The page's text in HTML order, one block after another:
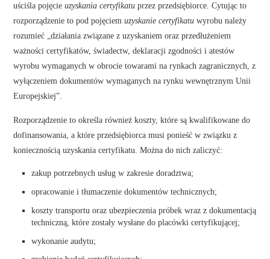
uściśla pojęcieuzyskania certyfikatu przez przedsiębiorce. Cytując to
rozporządzenie to pod pojęciemuzyskanie certyfikatu wyrobu należy
rozumieć „działania związane z uzyskaniem oraz przedłużeniem
ważności certyfikatów, świadectw, deklaracji zgodności i atestów
wyrobu wymaganych w obrocie towarami na rynkach zagranicznych, z
wyłączeniem dokumentów wymaganych na rynku wewnętrznym Unii
Europejskiej”.
Rozporządzenie to określa również koszty, które są kwalifikowane do
dofinansowania, a które przedsiębiorca musi ponieść w związku z
koniecznością uzyskania certyfikatu. Można do nich zaliczyć:
zakup potrzebnych usług w zakresie doradztwa;
opracowanie i tłumaczenie dokumentów technicznych;
koszty transportu oraz ubezpieczenia próbek wraz z dokumentacją
techniczną, które zostały wysłane do placówki certyfikującej;
wykonanie audytu;